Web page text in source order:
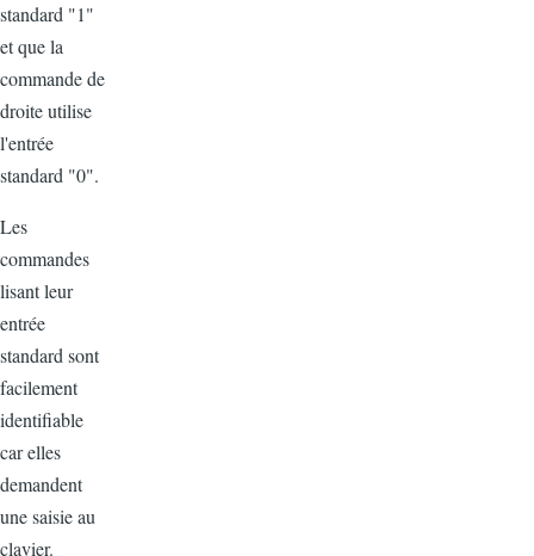
standard "1"
et que la
commande de
droite utilise
l'entrée
standard "0".
Les
commandes
lisant leur
entrée
standard sont
facilement
identifiable
car elles
demandent
une saisie au
clavier.